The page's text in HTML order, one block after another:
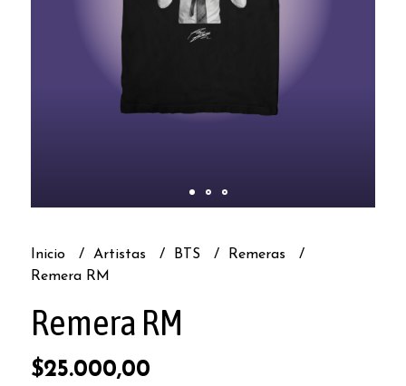
Inicio Artistas BTS
Remeras
Remera RM
Remera RM
$25.000,00